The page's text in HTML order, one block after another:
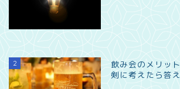
2
飲み会のメリッ
剣に考えたら答